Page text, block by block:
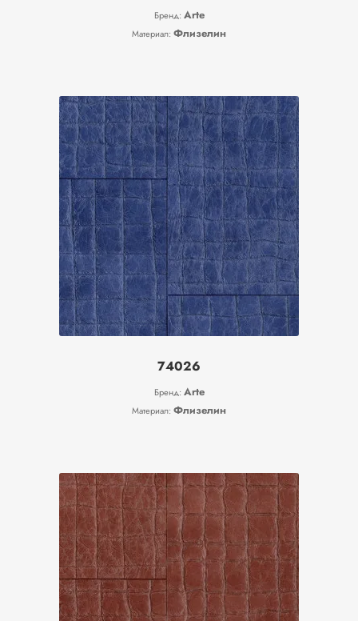
Бренд: Arte
Материал: Флизелин
74026
Бренд: Arte
Материал: Флизелин